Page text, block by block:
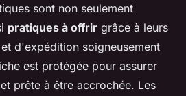
sont non seulement
pratiques à offrir grâce à leurs
d'expédition soigneusement
est protégée pour assurer
prête à être accrochée. Les